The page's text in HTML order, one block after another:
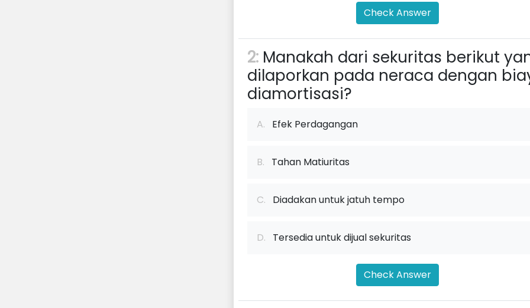
Check Answer
2: Manakah dari sekuritas berikut
dilaporkan pada neraca dengan
diamortisasi?
A. Efek Perdagangan
B. Tahan Matiuritas
C. Diadakan untuk jatuh tempo
D. Tersedia untuk dijual sekuritas
Check Answer